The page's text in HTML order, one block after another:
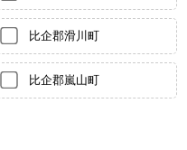
比企郡滑川町
比企郡嵐山町